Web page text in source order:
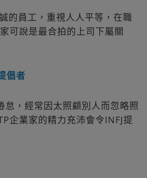
的員工，重視人人平等，在職
可說是最合拍的上司下屬關
倡者
怠，經常因太照顧別人而忽略照
企業家的精力充沛會令INFJ提